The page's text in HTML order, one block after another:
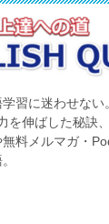
習に迷わせない
伸ばした秘訣、
料メルマガ・